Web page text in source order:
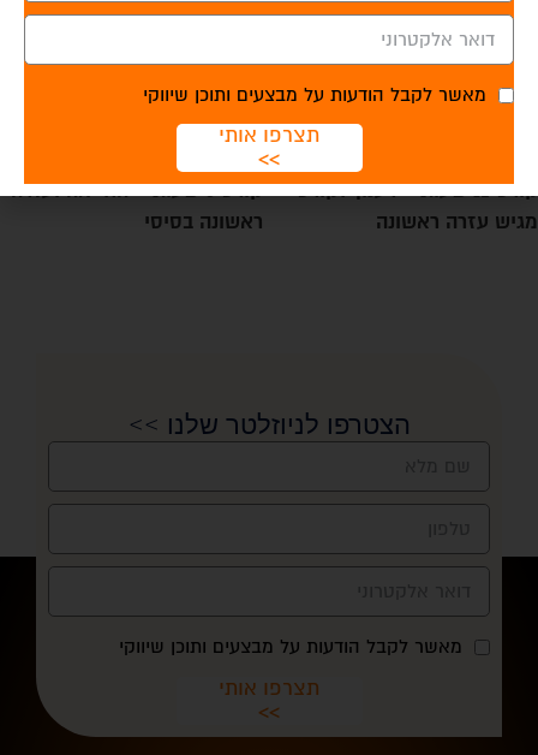
קורס 12 שעות – רענון לקורס
מגיש עזרה ראשונה
קורס 8 שעות – החייאה ועזרה
ראשונה בסיסי
הצטרפו לניוזלטר שלנו >>
מאשר לקבל הודעות על מבצעים ותוכן שיווקי
תצרפו אותי
>>
מאשר לקבל הודעות על מבצעים ותוכן שיווקי
תצרפו אותי
>>